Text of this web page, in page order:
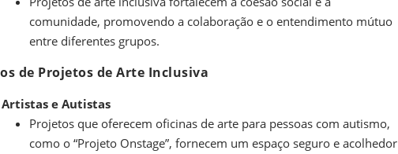
comunidade, promovendo a colaboração e o entendimento mútuo
entre diferentes grupos.
de Projetos de Arte Inclusiva
Artistas e Autistas
Projetos que oferecem oficinas de arte para pessoas com autismo,
como o “Projeto Onstage”, fornecem um espaço seguro e acolhedor